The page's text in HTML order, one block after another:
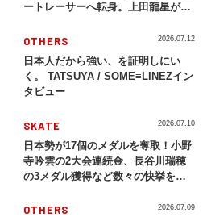
ートレーサーへ転身。上田龍星が体
OTHERS
日本人だから強い、を証明しにい
く。 TATSUYA / SOME≡LINEZイン
タビュー
2026.07.12
SKATE
日本勢が17個のメダルを奪取！小野
寺吟雲の2大会連続金、長谷川瑞穂
の3メダル獲得など数々の快挙をプ
2026」
2026.07.10
OTHERS 2026.07.09